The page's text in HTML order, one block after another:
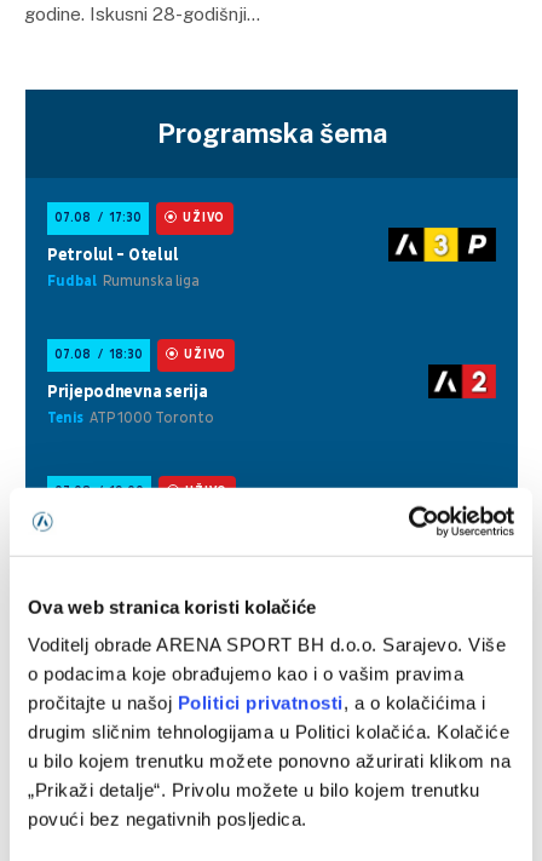
Ova web stranica koristi kolačiće
Voditelj obrade ARENA SPORT BH d.o.o. Sarajevo. Više
o podacima koje obrađujemo kao i o vašim pravima
pročitajte u našoj Politici privatnosti, a o kolačićima i
drugim sličnim tehnologijama u Politici kolačića. Kolačiće
u bilo kojem trenutku možete ponovno ažurirati klikom na
„Prikaži detalje“. Privolu možete u bilo kojem trenutku
povući bez negativnih posljedica.
godine. Iskusni 28-godišnji…
Programska šema